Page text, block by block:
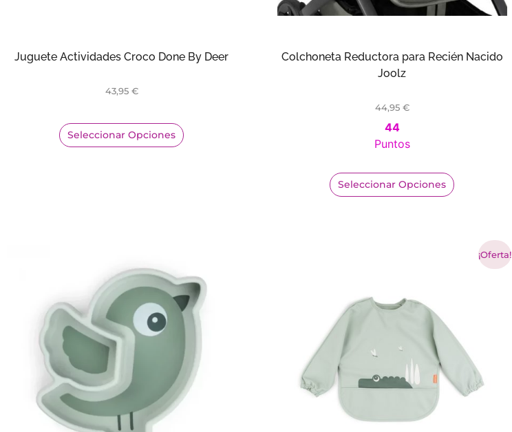
Juguete Actividades Croco Done By Deer
43,95 €
Seleccionar Opciones
Colchoneta Reductora para Recién Nacido
Joolz
44,95 €
44
Puntos
Seleccionar Opciones
¡Oferta!